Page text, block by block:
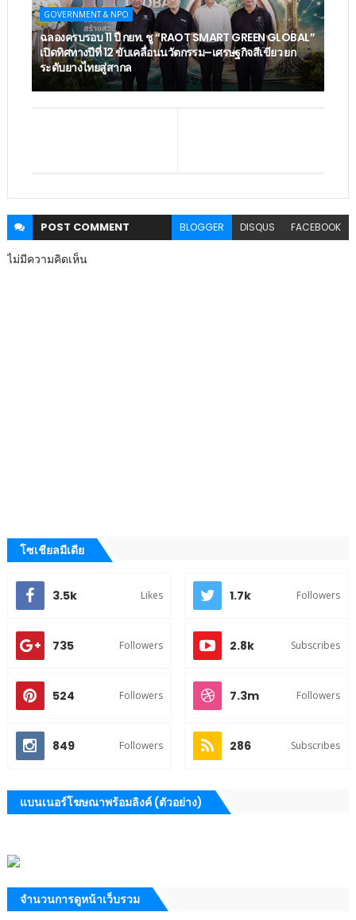
GOVERNMENT & NPO
ฉลองครบรอบ 11 ปี กยท. ชู “RAOT SMART GREEN GLOBAL”
เปิดทิศทางปีที่ 12 ขับเคลื่อนนวัตกรรม–เศรษฐกิจสีเขียว ยก
ระดับยางไทยสู่สากล
POST COMMENT BLOGGER DISQUS FACEBOOK
ไม่มีความคิดเห็น
โซเชียลมีเดีย
3.5k Likes 1.7k Followers
735 Followers 2.8k Subscribes
524 Followers 7.3m Followers
849 Followers 286 Subscribes
แบนเนอร์โฆษณาพร้อมลิงค์ (ตัวอย่าง)
จำนวนการดูหน้าเว็บรวม